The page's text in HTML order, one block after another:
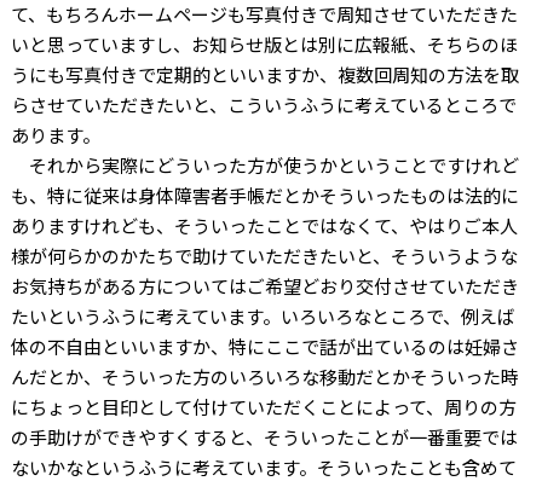
て、もちろんホームページも写真付きで周知させていただきた
いと思っていますし、お知らせ版とは別に広報紙、そちらのほ
うにも写真付きで定期的といいますか、複数回周知の方法を取
らさせていただきたいと、こういうふうに考えているところで
あります。
それから実際にどういった方が使うかということですけれど
も、特に従来は身体障害者手帳だとかそういったものは法的に
ありますけれども、そういったことではなくて、やはりご本人
様が何らかのかたちで助けていただきたいと、そういうような
お気持ちがある方についてはご希望どおり交付させていただき
たいというふうに考えています。いろいろなところで、例えば
体の不自由といいますか、特にここで話が出ているのは妊婦さ
んだとか、そういった方のいろいろな移動だとかそういった時
にちょっと目印として付けていただくことによって、周りの方
の手助けができやすくすると、そういったことが一番重要では
ないかなというふうに考えています。そういったことも含めて